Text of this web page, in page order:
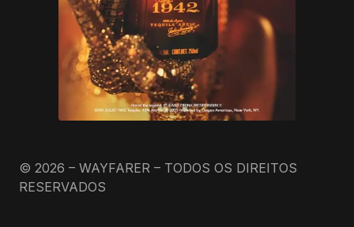
© 2026 – WAYFARER – TODOS OS DIREITOS
RESERVADOS